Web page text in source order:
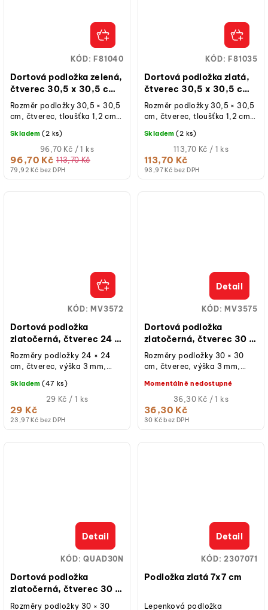
Dortová podložka zelená,
čtverec 30,5 x 30,5 cm,
výška 12 mm
79,92 Kč bez DPH
96,70 Kč 113,70 Kč
Měrná
cena:
96,70 Kč / 1 ks
Skladem (2 ks)
Rozměr podložky 30,5 × 30,5
cm, čtverec, tloušťka 1,2 cm,
použitelná, 1 ks.
KÓD:F81040
Dortová podložka zlatá,
čtverec 30,5 x 30,5 cm,
výška 12 mm
93,97 Kč bez DPH
113,70 Kč
Měrná
cena:
113,70 Kč / 1 ks
Skladem (2 ks)
Rozměr podložky 30,5 × 30,5
cm, čtverec, tloušťka 1,2 cm,
1 ks.
KÓD:F81035
Dortová podložka
zlatočerná, čtverec 24 ×
24 cm, výška 3 mm
23,97 Kč bez DPH
29 Kč
Měrná
29 Kč / 1 ks
Skladem (47 ks)
Rozměry podložky 24 × 24
cm, čtverec, výška 3 mm,
barva, kartonová,
nepromastitelná,...
KÓD: MV3572
Dortová podložka
zlatočerná, čtverec 30 ×
30 cm, výška 3 mm
30 Kč bez DPH
36,30 Kč
Měrná
cena:
36,30 Kč / 1 ks
Momentálně nedostupné
Detail
Rozměry podložky 30 × 30
cm, čtverec, výška 3 mm,
barva, kartonová,
nepromastitelná,...
KÓD: MV3575
Dortová podložka
zlatočerná, čtverec 30 ×
30 cm, výška 3 mm
Detail
Rozměry podložky 30 × 30
KÓD:QUAD30N
Podložka zlatá 7x7 cm
Detail
Lepenková podložka
KÓD:2307071